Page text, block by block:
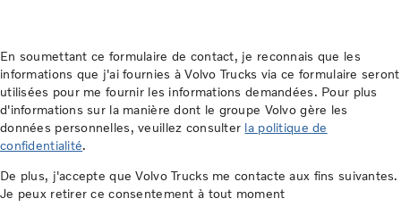
En soumettant ce formulaire de contact, je reconnais que les
informations que j'ai fournies à Volvo Trucks via ce formulaire seront
utilisées pour me fournir les informations demandées. Pour plus
d'informations sur la manière dont le groupe Volvo gère les
données personnelles, veuillez consulter la politique de
confidentialité.
De plus, j'accepte que Volvo Trucks me contacte aux fins suivantes.
Je peux retirer ce consentement à tout moment